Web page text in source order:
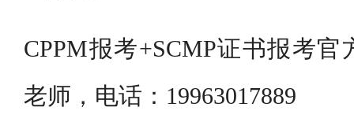
CPPM报考+SCMP证书报考
老师，电话：19963017889